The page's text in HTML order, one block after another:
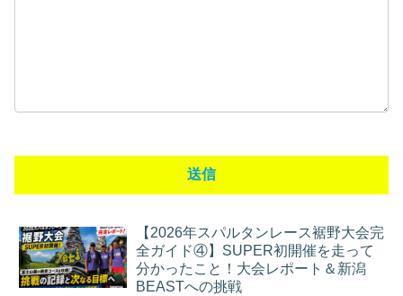
【2026年スパルタンレース裾野大会完
全ガイド④】SUPER初開催を走って
分かったこと！大会レポート＆新潟
BEASTへの挑戦